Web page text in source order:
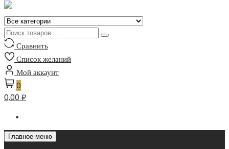
Сравнить
Список желаний
Мой аккаунт
0
0,00 ₽
Главное меню